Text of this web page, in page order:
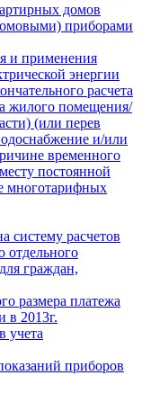
домов
приборами
и применения
энергии
расчета
жилого помещения/
(или перев
и/или
временного
постоянной
многотарифных
систему расчетов
отдельного
граждан,
размера платежа
в 2013г.
учета
приборов